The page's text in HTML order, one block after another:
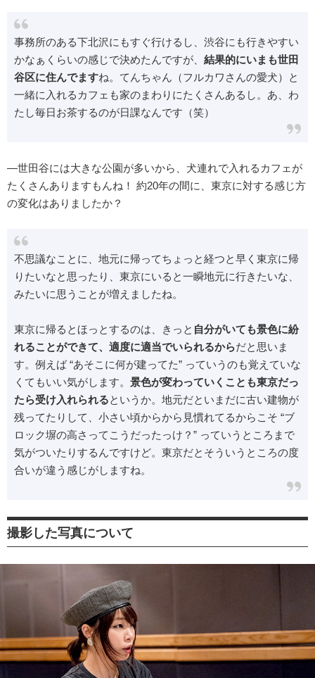
事務所のある下北沢にもすぐ行けるし、渋谷にも行きやすい
かなぁくらいの感じで決めたんですが、 結果的にいまも世田
谷区に住んでますね。てんちゃん（フルカワさんの愛犬）と
一緒に入れるカフェも家のまわりにたくさんあるし。あ、わ
たし毎日お茶するのが日課なんです（笑）
―世田谷には大きな公園が多いから、犬連れで入れるカフェが
たくさんありますもんね！ 約20年の間に、東京に対する感じ方
の変化はありましたか？
不思議なことに、地元に帰ってちょっと経つと早く東京に帰
りたいなと思ったり、東京にいると一瞬地元に行きたいな、
みたいに思うことが増えましたね。
東京に帰るとほっとするのは、きっと 自分がいても景色に紛
れることができて、適度に適当でいられるからだと思いま
す。例えば “あそこに何が建ってた” っていうのも覚えていな
くてもいい気がします。 景色が変わっていくことも東京だっ
たら受け入れられるというか。地元だといまだに古い建物が
残ってたりして、小さい頃からから見慣れてるからこそ “ブ
ロック塀の高さってこうだったっけ？” っていうところまで
気がついたりするんですけど。東京だとそういうところの度
合いが違う感じがしますね。
撮影した写真について